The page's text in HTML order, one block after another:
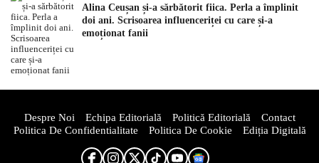
Alina Ceușan și-a sărbătorit fiica. Perla a împlinit
doi ani. Scrisoarea influenceriței cu care și-a
emoționat fanii
Despre Noi Echipa Editorială Politică Editorială
Contact
Politica De Confidentialitate
Politica De Cookie Ediția Digitală